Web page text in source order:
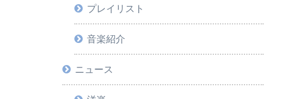
プレイリスト
音楽紹介
ニュース